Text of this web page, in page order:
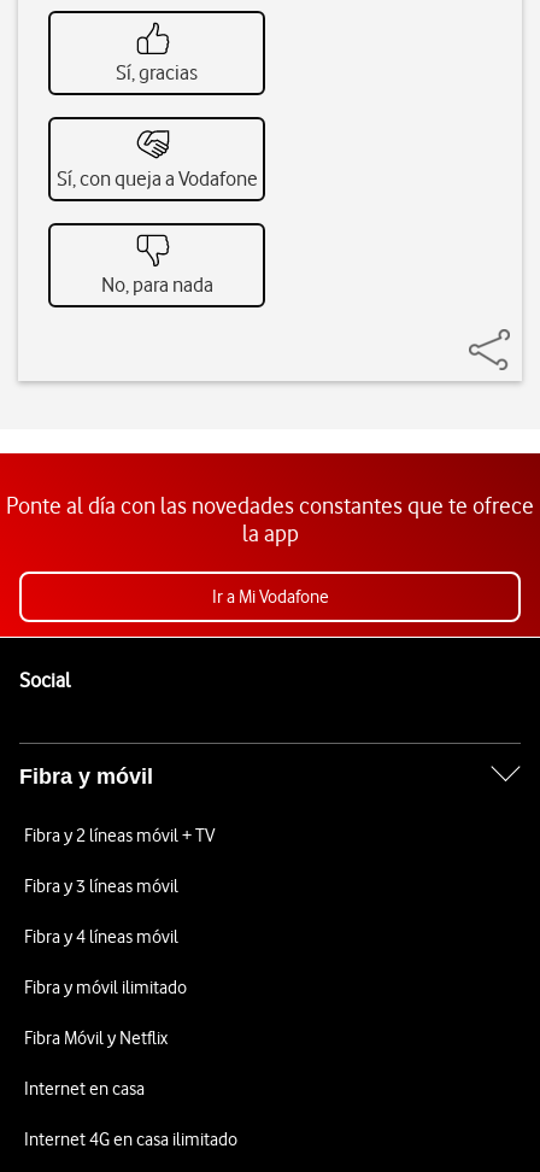
Sí, gracias
Sí, con queja a Vodafone
No, para nada
Ponte al día con las novedades constantes que te ofrece
la app
Ir a Mi Vodafone
SocialEnlaces a las redes sociales de Vodafone
Fibra y móvil
Fibra y 2 líneas móvil + TV
Fibra y 3 líneas móvil
Fibra y 4 líneas móvil
Fibra y móvil ilimitado
Fibra Móvil y Netflix
Internet en casa
Internet 4G en casa ilimitado